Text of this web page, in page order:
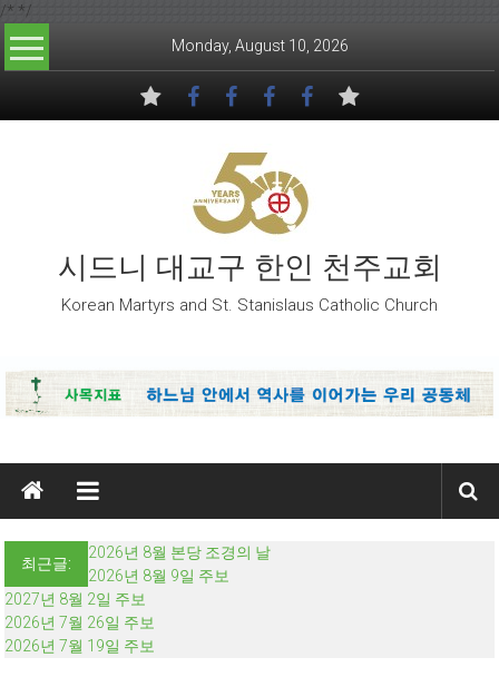
/* */
Skip to content
Monday, August 10, 2026
시드니 대교구 한인 천주교회
Korean Martyrs and St. Stanislaus Catholic Church
최근글:
2026년 8월 본당 조경의 날
2026년 8월 9일 주보
2027년 8월 2일 주보
2026년 7월 26일 주보
2026년 7월 19일 주보